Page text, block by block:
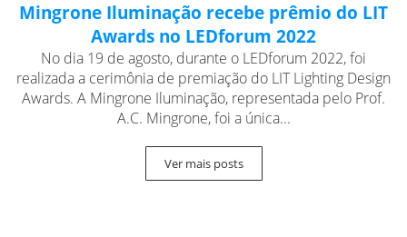
Mingrone Iluminação recebe prêmio do LIT
Awards no LEDforum 2022
No dia 19 de agosto, durante o LEDforum 2022, foi
realizada a cerimônia de premiação do LIT Lighting Design
Awards. A Mingrone Iluminação, representada pelo Prof.
A.C. Mingrone, foi a única...
Ver mais posts